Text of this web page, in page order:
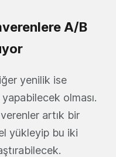
A/B
yenilik ise
olması.
artık bir
yükleyip bu iki